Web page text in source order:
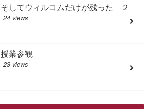
そしてウィルコムだけが残った ２
24 views
授業参観
23 views